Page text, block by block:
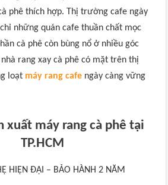
phê thích hợp. Thị trường cafe ngày
những quán cafe thuần chất mọc
cà phê còn bùng nổ ở nhiều góc
rang xay cà phê có mặt trên thị
loạt máy rang cafe ngày càng vững
xuất máy rang cà phê tại
TP.HCM
HIỆN ĐẠI – BẢO HÀNH 2 NĂM